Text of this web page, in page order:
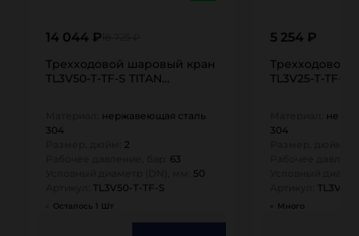
14 044 ₽
Трехходовой шаровый кран нержавеющий (AISI304)
TL3V50-T-TF-S TITAN…
нержавеющая сталь
304
2
63
50
TL3V50-T-TF-S
Осталось 1 Шт
5 254 ₽
Трехходовой
TL3V25-T-TF-S
304
Много